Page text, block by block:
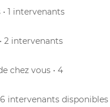
1 intervenants
2 intervenants
chez vous • 4
6 intervenants disponibles